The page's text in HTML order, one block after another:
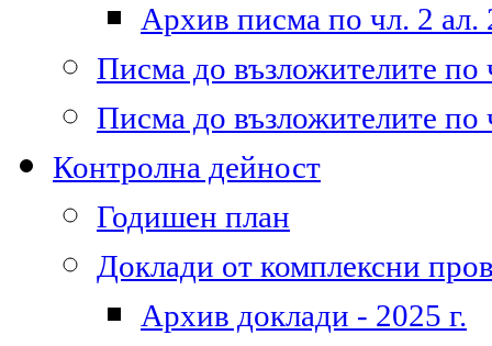
Архив писма по чл. 2 ал.
Писма до възложителите по
Писма до възложителите по
Контролна дейност
Годишен план
Доклади от комплексни
Архив доклади - 2025 г.